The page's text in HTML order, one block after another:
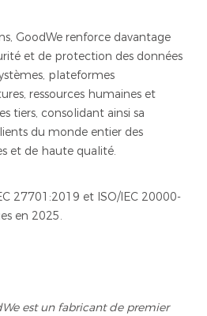
GoodWe renforce davantage
et de protection des données
plateformes
ressources humaines et
tiers, consolidant ainsi sa
du monde entier des
et de haute qualité.
27701:2019 et ISO/IEC 20000-
en 2025.
est un fabricant de premier